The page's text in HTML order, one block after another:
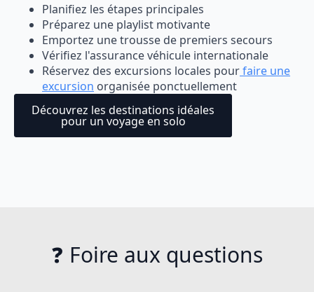
Planifiez les étapes principales
Préparez une playlist motivante
Emportez une trousse de premiers secours
Vérifiez l'assurance véhicule internationale
Réservez des excursions locales pourfaire une
excursion organisée ponctuellement
Découvrez les destinations idéales
pour un voyage en solo
❓ Foire aux questions